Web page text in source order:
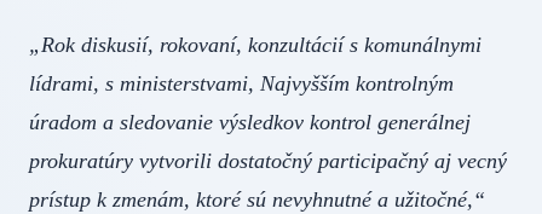
„Rok diskusií, rokovaní, konzultácií s komunálnymi
lídrami, s ministerstvami, Najvyšším kontrolným
úradom a sledovanie výsledkov kontrol generálnej
prokuratúry vytvorili dostatočný participačný aj vecný
prístup k zmenám, ktoré sú nevyhnutné a užitočné,“